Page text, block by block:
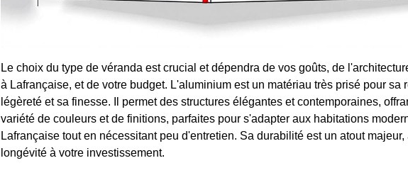
Le choix du type de véranda est crucial et dépendra de vos goûts, de
à Lafrançaise, et de votre budget. L'aluminium est un matériau très prisé pour sa
légèreté et sa finesse. Il permet des structures élégantes et contemporaines,
variété de couleurs et de finitions, parfaites pour s'adapter aux habitations
Lafrançaise tout en nécessitant peu d'entretien. Sa durabilité est un atout
longévité à votre investissement.